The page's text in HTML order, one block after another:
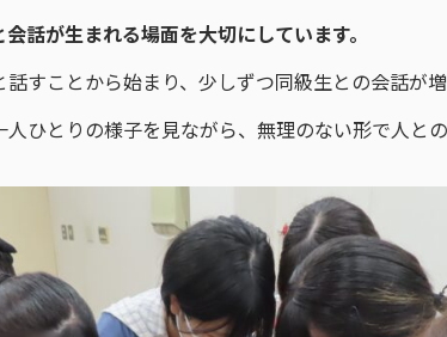
会話が生まれる場面を大切にしています。
話すことから始まり、少しずつ同級生との会話が
ひとりの様子を見ながら、無理のない形で人と